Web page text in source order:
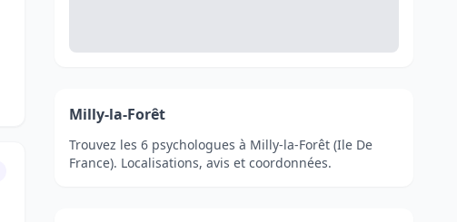
Milly-la-Forêt
Trouvez les 6 psychologues à Milly-la-Forêt (Ile De
France). Localisations, avis et coordonnées.